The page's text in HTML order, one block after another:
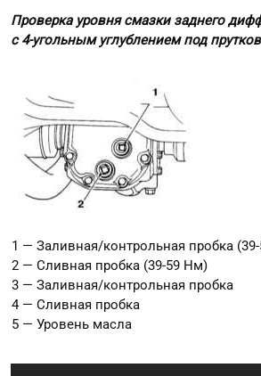
Проверка уровня смазки заднего
с 4-угольным углублением под
1 — Заливная/контрольная пробка
2 — Сливная пробка (39-59 Нм)
3 — Заливная/контрольная пробка
4 — Сливная пробка
5 — Уровень масла